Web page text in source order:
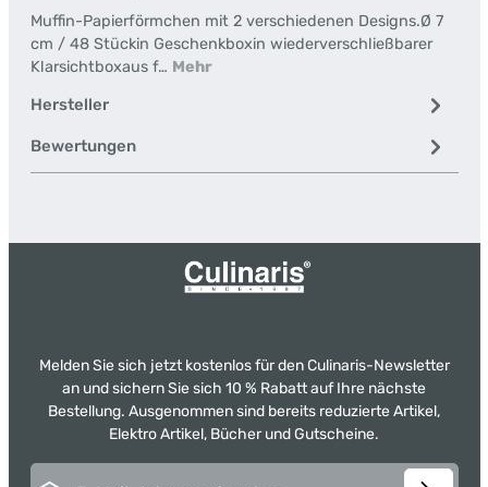
Muffin-Papierförmchen mit 2 verschiedenen Designs.Ø 7
cm / 48 Stückin Geschenkboxin wiederverschließbarer
Klarsichtboxaus f… Mehr
Hersteller
Bewertungen
Melden Sie sich jetzt kostenlos für den Culinaris-Newsletter
an und sichern Sie sich 10 % Rabatt auf Ihre nächste
Bestellung. Ausgenommen sind bereits reduzierte Artikel,
Elektro Artikel, Bücher und Gutscheine.